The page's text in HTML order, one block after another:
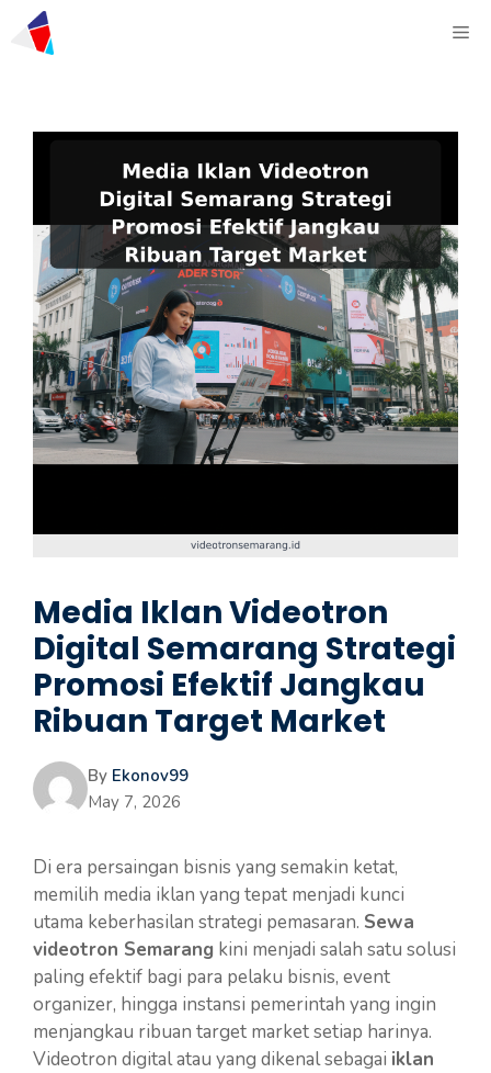
Media Iklan Videotron
Digital Semarang Strategi
Promosi Efektif Jangkau
Ribuan Target Market
By Ekonov99
May 7, 2026
Di era persaingan bisnis yang semakin ketat,
memilih media iklan yang tepat menjadi kunci
utama keberhasilan strategi pemasaran. Sewa
videotron Semarang kini menjadi salah satu solusi
paling efektif bagi para pelaku bisnis, event
organizer, hingga instansi pemerintah yang ingin
menjangkau ribuan target market setiap harinya.
Videotron digital atau yang dikenal sebagai iklan